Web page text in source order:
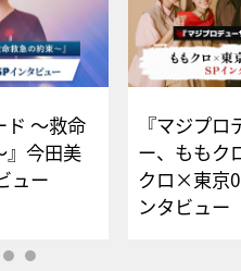
ド ～救命
』今田美
ビュー
『マジプロ
ー、ももク
クロ×東京
ンタビュー